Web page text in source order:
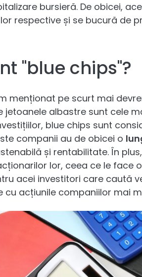
bursieră. De obicei,
respective și se bucură de
"blue chips"?
menționat pe scurt mai
jetoanele albastre sunt cele
blue chips sunt
companii au de obicei o
și rentabilitate. În
lor, ceea ce le face
acei investitori care caută
cu acțiunile companiilor mai